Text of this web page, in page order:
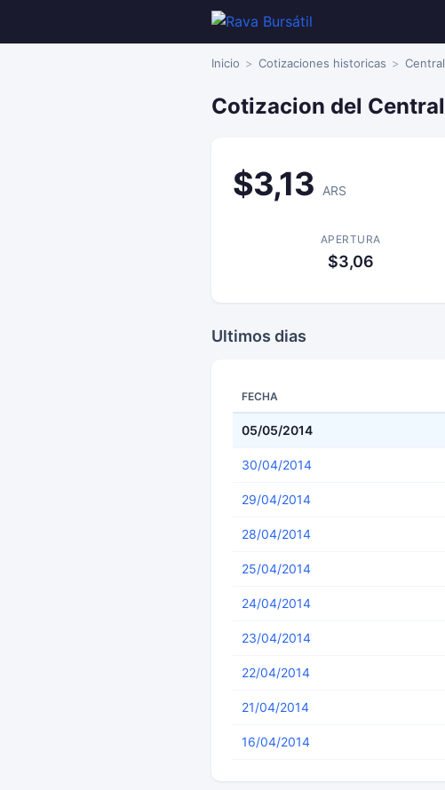
Inicio Cotizaciones historicas
Cotizacion del
$3,13 ARS
APERTURA
$3,06
Ultimos dias
FECHA
05/05/2014
30/04/2014
29/04/2014
28/04/2014
25/04/2014
24/04/2014
23/04/2014
22/04/2014
21/04/2014
16/04/2014